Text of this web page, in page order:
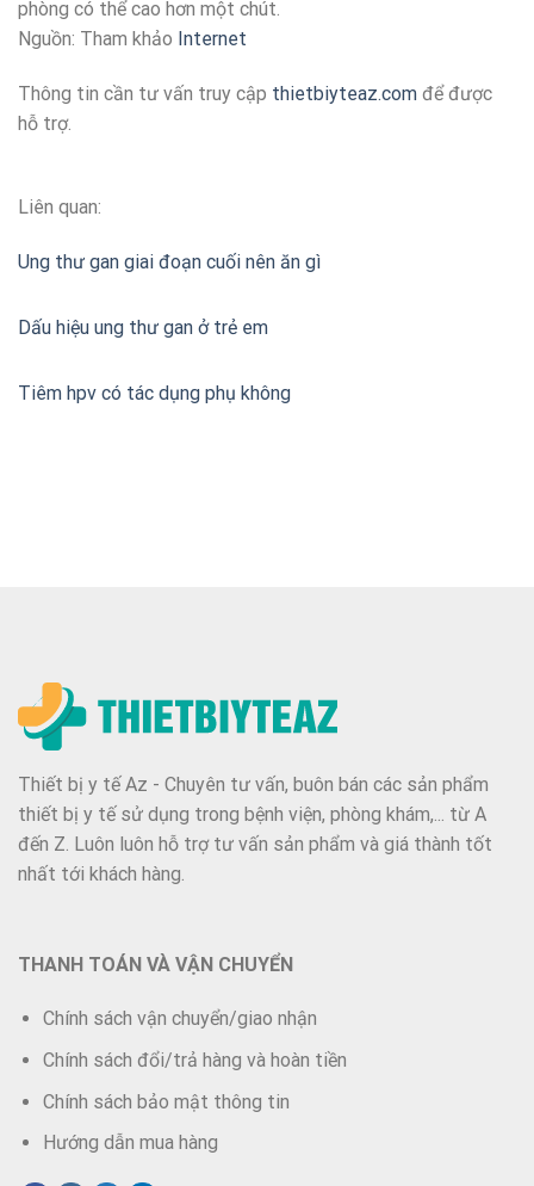
phòng có thể cao hơn một chút.
Nguồn: Tham khảo Internet
Thông tin cần tư vấn truy cập thietbiyteaz.com để được
hỗ trợ.
Liên quan:
Ung thư gan giai đoạn cuối nên ăn gì
Dấu hiệu ung thư gan ở trẻ em
Tiêm hpv có tác dụng phụ không
Thiết bị y tế Az - Chuyên tư vấn, buôn bán các sản phẩm
thiết bị y tế sử dụng trong bệnh viện, phòng khám,... từ A
đến Z. Luôn luôn hỗ trợ tư vấn sản phẩm và giá thành tốt
nhất tới khách hàng.
THANH TOÁN VÀ VẬN CHUYỂN
Chính sách vận chuyển/giao nhận
Chính sách đổi/trả hàng và hoàn tiền
Chính sách bảo mật thông tin
Hướng dẫn mua hàng